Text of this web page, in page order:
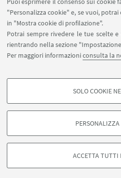
"Personalizza cookie" e, se vuoi,
in "Mostra cookie di profilazione".
Potrai sempre rivedere le tue scelte
rientrando nella sezione
Per maggiori informazioniconsulta la
COOKIE DI PROFILAZIONE -
degli utenti, creare profili in base al loro
di marketing.
Google/Youtube Video
SOLO COOKIE
PERSONALIZZA
ACCETTA TUTTI
tramiteStudenti Online.
Per informazioni
©Copyright 2026 - ALMA MATER
Privacy- Note